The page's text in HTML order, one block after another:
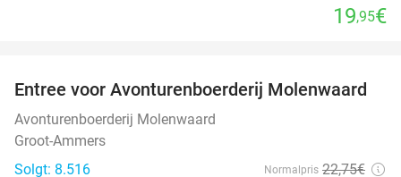
19,95€
27%
Entree voor Avonturenboerderij Molenwaard
Avonturenboerderij Molenwaard
Groot-Ammers
Solgt: 8.516
Normalpris 22,75€